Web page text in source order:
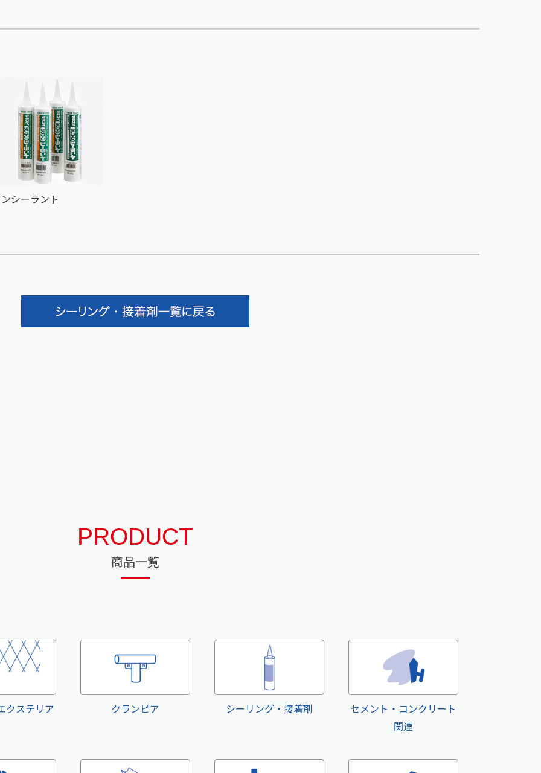
シーラント
PRODUCT
商品一覧
クステリア クランピア シーリング・接着剤
セメント・コンクリート
関連